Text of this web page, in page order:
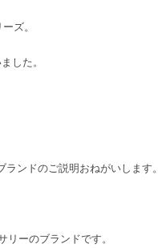
ズ。
した。
ンドのご説明おねがいします。
ーのブランドです。